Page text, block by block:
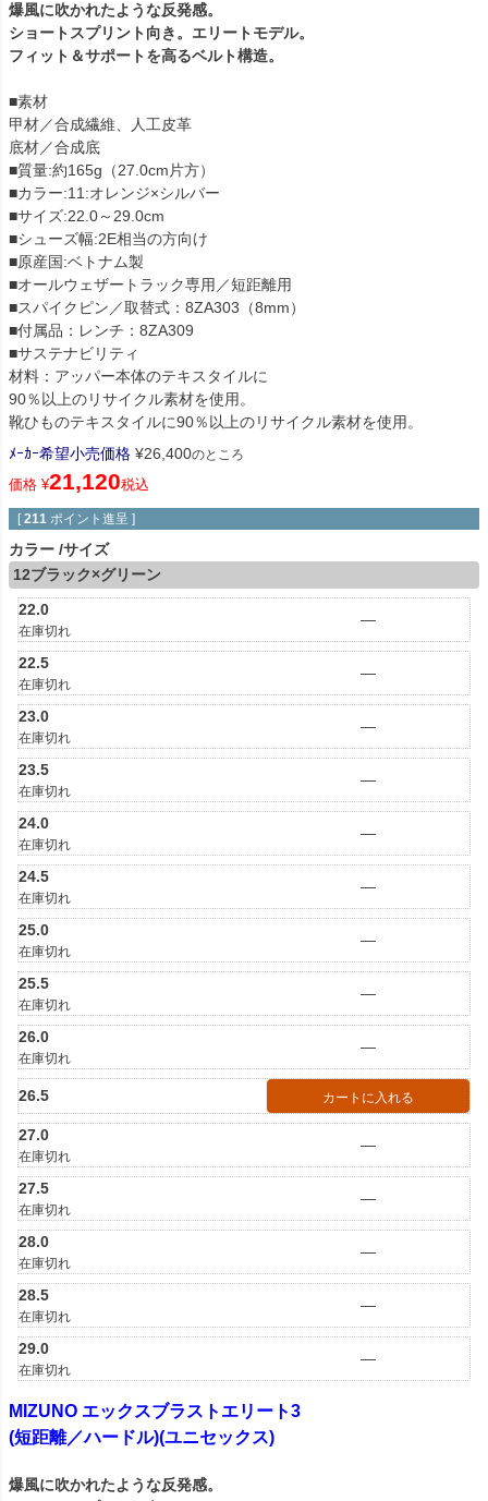
爆風に吹かれたような反発感。
ショートスプリント向き。エリートモデル。
フィット＆サポートを高るベルト構造。
■素材
甲材／合成繊維、人工皮革
底材／合成底
■質量:約165g（27.0cm片方）
■カラー:11:オレンジ×シルバー
■サイズ:22.0～29.0cm
■シューズ幅:2E相当の方向け
■原産国:ベトナム製
■オールウェザートラック専用／短距離用
■スパイクピン／取替式：8ZA303（8mm）
■付属品：レンチ：8ZA309
■サステナビリティ
材料：アッパー本体のテキスタイルに
90％以上のリサイクル素材を使用。
靴ひものテキスタイルに90％以上のリサイクル素材を使用。
ﾒｰｶｰ希望小売価格 ¥26,400のところ
価格 ¥21,120税込
[ 211 ポイント進呈 ]
カラー サイズ
12ブラック×グリーン
22.0
在庫切れ
—
22.5
在庫切れ
—
23.0
在庫切れ
—
23.5
在庫切れ
—
24.0
在庫切れ
—
24.5
在庫切れ
—
25.0
在庫切れ
—
25.5
在庫切れ
—
26.0
在庫切れ
—
26.5 カートに入れる
27.0
在庫切れ
—
27.5
在庫切れ
—
28.0
在庫切れ
—
28.5
在庫切れ
—
29.0
在庫切れ
—
MIZUNO エックスブラストエリート3
(短距離／ハードル)(ユニセックス)
爆風に吹かれたような反発感。